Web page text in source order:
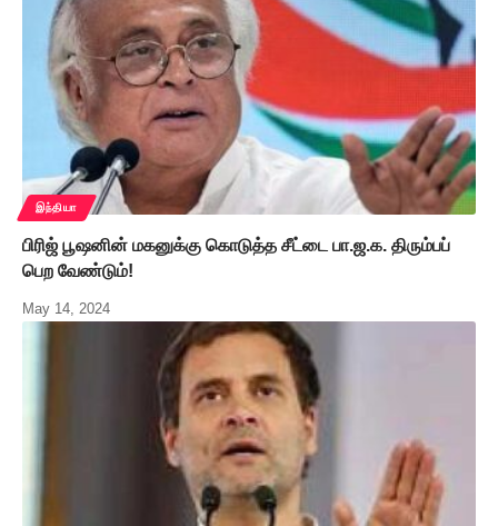
இந்தியா
பிரிஜ் பூஷனின் மகனுக்கு கொடுத்த சீட்டை பா.ஜ.க. திரும்பப்
பெற வேண்டும்!
May 14, 2024